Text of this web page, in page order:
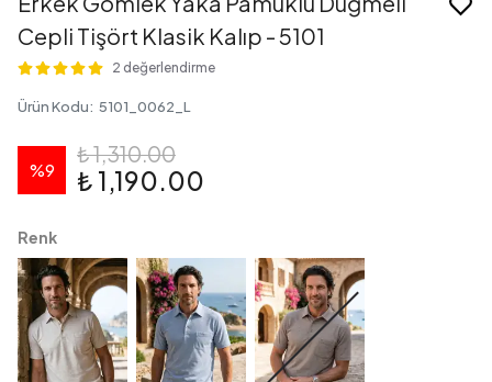
Cepli Tişört Klasik Kalıp - 5101
2 değerlendirme
Ürün Kodu: 5101_0062_L
%9
₺ 1,310.00
₺ 1,190.00
Renk